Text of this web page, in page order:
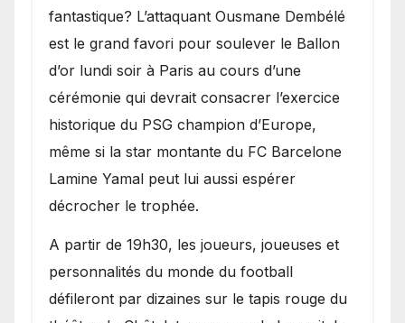
fantastique? L’attaquant Ousmane Dembélé
est le grand favori pour soulever le Ballon
d’or lundi soir à Paris au cours d’une
cérémonie qui devrait consacrer l’exercice
historique du PSG champion d’Europe,
même si la star montante du FC Barcelone
Lamine Yamal peut lui aussi espérer
décrocher le trophée.
A partir de 19h30, les joueurs, joueuses et
personnalités du monde du football
défileront par dizaines sur le tapis rouge du